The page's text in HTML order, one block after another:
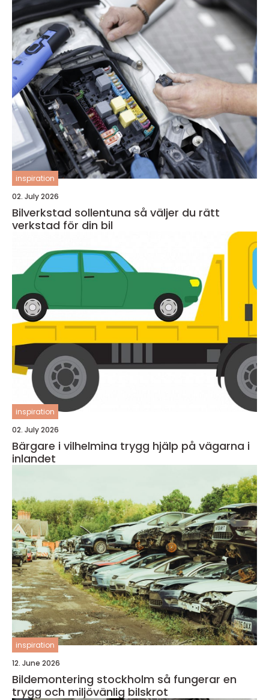
inspiration
02. July 2026
Bilverkstad sollentuna så väljer du rätt
verkstad för din bil
inspiration
02. July 2026
Bärgare i vilhelmina trygg hjälp på vägarna i
inlandet
inspiration
12. June 2026
Bildemontering stockholm så fungerar en
trygg och miljövänlig bilskrot